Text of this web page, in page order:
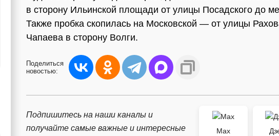
в сторону Ильинской площади от улицы Посадского до
Также пробка скопилась на Московской — от улицы
Чапаева в сторону Волги.
Поделиться
новостью:
Подпишитесь на наши каналы и
получайте самые важные и интересные
Max